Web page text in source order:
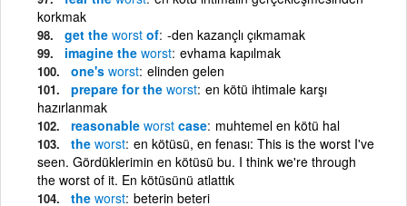
korkmak
get the worst of -den kazançlı çıkmamak
imagine the worst evhama kapılmak
one's worst elinden gelen
prepare for the worst en kötü ihtimale karşı
hazırlanmak
reasonable worst case muhtemel en kötü hal
the worst en kötüsü, en fenası: This is the worst I've
seen. Gördüklerimin en kötüsü bu. I think we're through
the worst of it. En kötüsünü atlattık
the worst beterin beteri